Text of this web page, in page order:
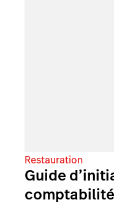
Restauration
Guide